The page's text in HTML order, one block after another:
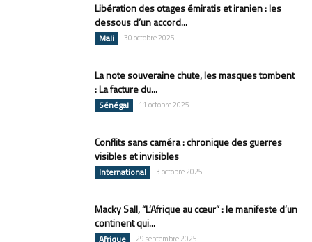
Libération des otages émiratis et iranien : les
dessous d’un accord...
Mali 30 octobre 2025
La note souveraine chute, les masques tombent
: La facture du...
Sénégal 11 octobre 2025
Conflits sans caméra : chronique des guerres
visibles et invisibles
International 3 octobre 2025
Macky Sall, “L’Afrique au cœur” : le manifeste d’un
continent qui...
Afrique 29 septembre 2025